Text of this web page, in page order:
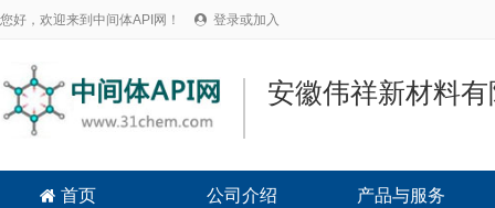
您好，欢迎来到中间体API网！  登录或加入
安徽伟祥新材料
 首页 公司介绍 产品与服务